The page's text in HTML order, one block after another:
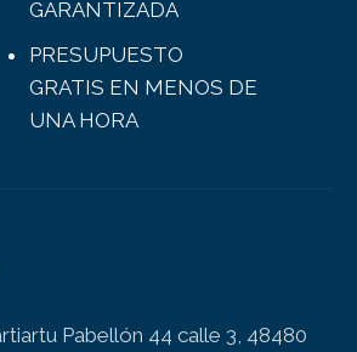
GARANTIZADA
PRESUPUESTO
GRATIS EN MENOS DE
UNA HORA
Pabellón 44 calle 3, 48480